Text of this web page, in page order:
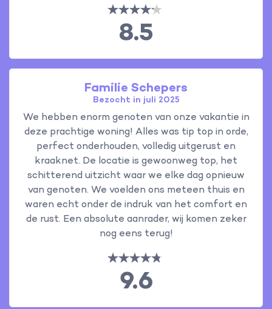
8.5
Familie Schepers
Bezocht in juli 2025
We hebben enorm genoten van onze vakantie in
deze prachtige woning! Alles was tip top in orde,
perfect onderhouden, volledig uitgerust en
kraaknet. De locatie is gewoonweg top, het
schitterend uitzicht waar we elke dag opnieuw
van genoten. We voelden ons meteen thuis en
waren echt onder de indruk van het comfort en
de rust. Een absolute aanrader, wij komen zeker
nog eens terug!
9.6